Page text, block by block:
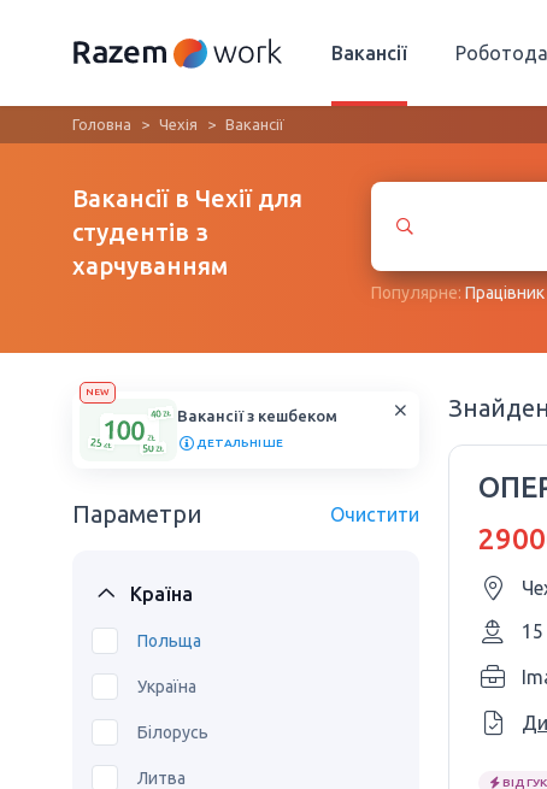
Вакансії
Головна Чехія Вакансії
Вакансії в Чехії для
студентів з
харчуванням
Популярне:
NEW
Вакансії з кешбеком
ДЕТАЛЬНІШЕ
Параметри Очистити
Країна
Польща
Україна
Білорусь
Литва
15